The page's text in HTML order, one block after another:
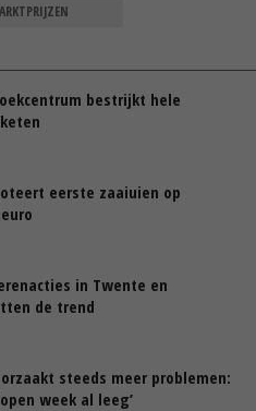
bestrijkt hele
eerste zaaiuien op
in Twente en
de trend
steeds meer problemen:
week al leeg’